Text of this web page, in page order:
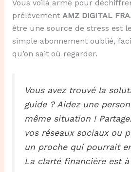
Vous voilà armé pour
prélèvement AMZ DIGITAL FRA
être une source de stress est
simple abonnement oublié,
qu’on sait où regarder.
Vous avez trouvé la
guide ? Aidez une
même situation !
vos réseaux sociaux ou
un proche qui pourrait
La clarté financière est